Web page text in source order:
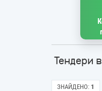
Тендери
ЗНАЙДЕНО: 1